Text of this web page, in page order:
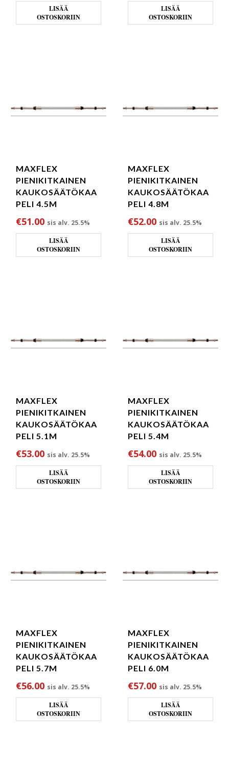
LISÄÄ
OSTOSKORIIN
LISÄÄ
OSTOSKORIIN
MAXFLEX
PIENIKITKAINEN
KAUKOSÄÄTÖKAA
PELI 4.5M
€51.00 sis alv. 25.5%
LISÄÄ
OSTOSKORIIN
MAXFLEX
PIENIKITKAINEN
KAUKOSÄÄTÖKAA
PELI 4.8M
€52.00 sis alv. 25.5%
LISÄÄ
OSTOSKORIIN
MAXFLEX
PIENIKITKAINEN
KAUKOSÄÄTÖKAA
PELI 5.1M
€53.00 sis alv. 25.5%
LISÄÄ
OSTOSKORIIN
MAXFLEX
PIENIKITKAINEN
KAUKOSÄÄTÖKAA
PELI 5.4M
€54.00 sis alv. 25.5%
LISÄÄ
OSTOSKORIIN
MAXFLEX
PIENIKITKAINEN
KAUKOSÄÄTÖKAA
PELI 5.7M
€56.00 sis alv. 25.5%
LISÄÄ
OSTOSKORIIN
MAXFLEX
PIENIKITKAINEN
KAUKOSÄÄTÖKAA
PELI 6.0M
€57.00 sis alv. 25.5%
LISÄÄ
OSTOSKORIIN